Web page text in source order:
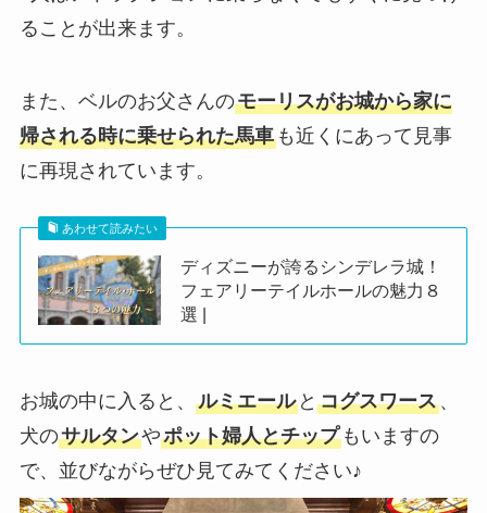
ることが出来ます。
また、ベルのお父さんのモーリスがお城から家に
帰される時に乗せられた馬車も近くにあって見事
に再現されています。
あわせて読みたい
ディズニーが誇るシンデレラ城！
フェアリーテイルホールの魅力８
選 |
お城の中に入ると、 ルミエールと コグスワース、
犬のサルタンやポット婦人とチップもいますの
で、並びながらぜひ見てみてください♪